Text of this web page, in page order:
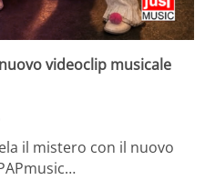
videoclip musicale
il mistero con il nuovo